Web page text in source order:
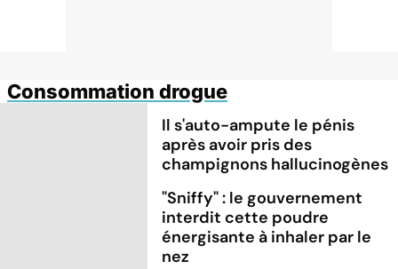
Consommation drogue
Il s'auto-ampute le pénis
après avoir pris des
champignons hallucinogènes
"Sniffy" : le gouvernement
interdit cette poudre
énergisante à inhaler par le
nez